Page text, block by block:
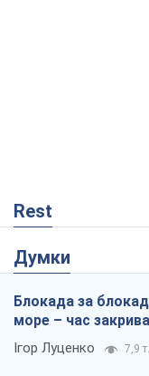
Rest
Думки
Блокада за
море – час
Ігор Луценко 7,9 т.